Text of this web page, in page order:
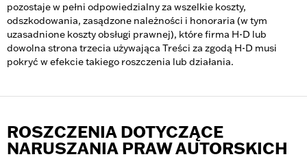
pozostaje w pełni odpowiedzialny za wszelkie koszty,
odszkodowania, zasądzone należności i honoraria (w tym
uzasadnione koszty obsługi prawnej), które firma H-D lub
dowolna strona trzecia używająca Treści za zgodą H-D musi
pokryć w efekcie takiego roszczenia lub działania.
ROSZCZENIA DOTYCZĄCE
NARUSZANIA PRAW AUTORSKICH